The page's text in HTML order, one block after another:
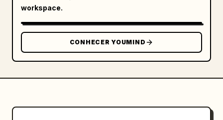
esportivo premium para redes sociais,
hiperdetalhado, nítido, energético e pronto
para um meme de futebol ou revelação de
transferência de fã.
workspace.
CONHECER YOUMIND